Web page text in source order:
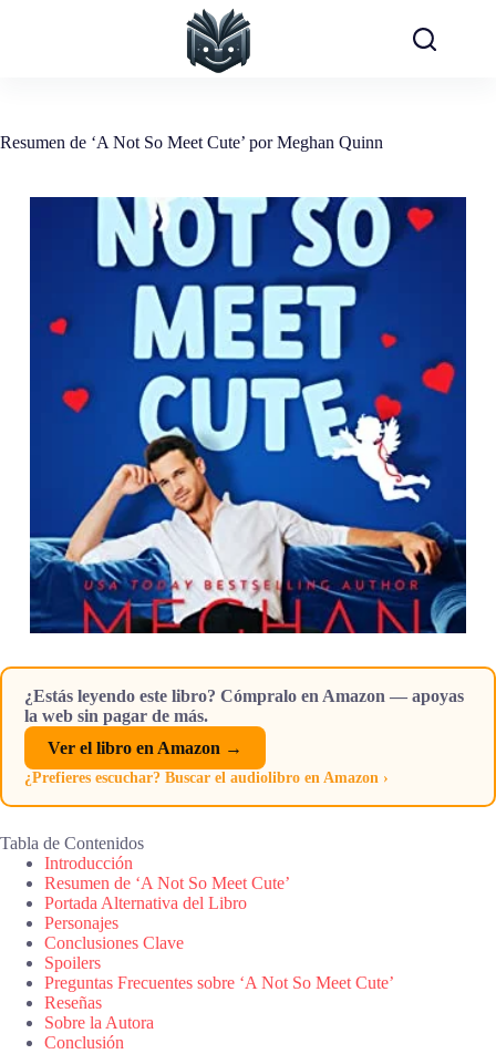
Resumen de ‘A Not So Meet Cute’ por Meghan Quinn
¿Estás leyendo este libro? Cómpralo en Amazon — apoyas
la web sin pagar de más.
Ver el libro en Amazon →
¿Prefieres escuchar? Buscar el audiolibro en Amazon ›
Tabla de Contenidos
Introducción
Resumen de ‘A Not So Meet Cute’
Portada Alternativa del Libro
Personajes
Conclusiones Clave
Spoilers
Preguntas Frecuentes sobre ‘A Not So Meet Cute’
Reseñas
Sobre la Autora
Conclusión